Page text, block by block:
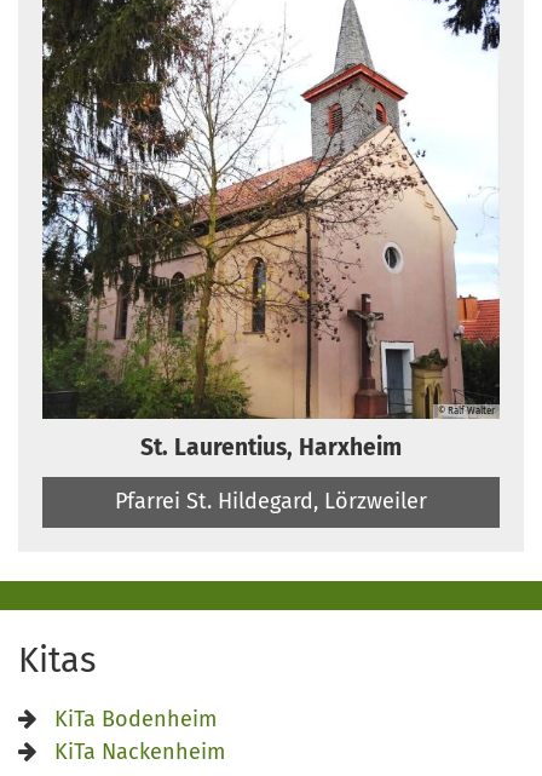
© Ralf Walter
St. Laurentius, Harxheim
Pfarrei St. Hildegard, Lörzweiler
Kitas
KiTa Bodenheim
KiTa Nackenheim